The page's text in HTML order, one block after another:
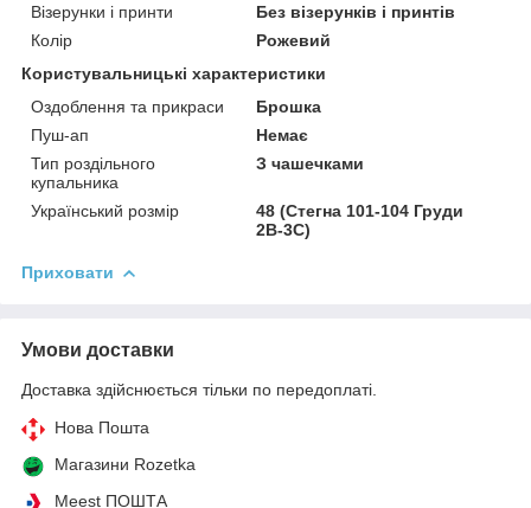
Візерунки і принти
Без візерунків і принтів
Колір
Рожевий
Користувальницькі характеристики
Оздоблення та прикраси
Брошка
Пуш-ап
Немає
Тип роздільного
купальника
З чашечками
Український розмір
48 (Стегна 101-104 Груди
2В-3С)
Приховати
Умови доставки
Доставка здійснюється тільки по передоплаті.
Нова Пошта
Магазини Rozetka
Meest ПОШТА